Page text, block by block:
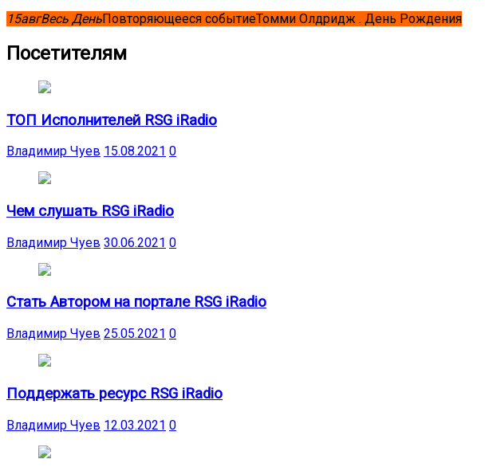
15авгВесь ДеньПовторяющееся событиеТомми Олдридж . День Рождения
Посетителям
ТОП Исполнителей RSG iRadio
Владимир Чуев 15.08.2021 0
Чем слушать RSG iRadio
Владимир Чуев 30.06.2021 0
Стать Автором на портале RSG iRadio
Владимир Чуев 25.05.2021 0
Поддержать ресурс RSG iRadio
Владимир Чуев 12.03.2021 0